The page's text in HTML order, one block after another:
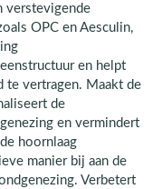
verstevigende
OPC en Aesculin,
en helpt
te vertragen. Maakt de
de
en vermindert
hoornlaag
manier bij aan de
Verbetert